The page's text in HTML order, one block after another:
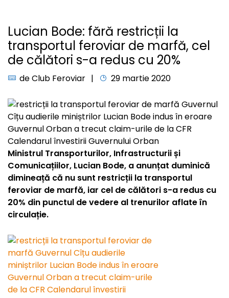
Lucian Bode: fără restricții la
transportul feroviar de marfă, cel
de călători s-a redus cu 20%
deClub Feroviar 29 martie 2020
Ministrul Transporturilor, Infrastructurii și
Comunicațiilor, Lucian Bode, a anunțat duminică
dimineață că nu sunt restricții la transportul
feroviar de marfă, iar cel de călători s-a redus cu
20% din punctul de vedere al trenurilor aflate în
circulație.